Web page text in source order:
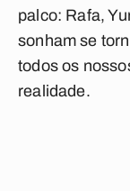
palco: Rafa,
sonham se
todos os
realidade.